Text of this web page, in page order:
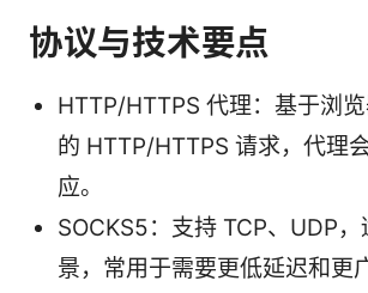
协议与技术要点
HTTP/HTTPS 代理：基于浏
的 HTTP/HTTPS 请求，代理
应。
SOCKS5：支持 TCP、UDP
景，常用于需要更低延迟和更